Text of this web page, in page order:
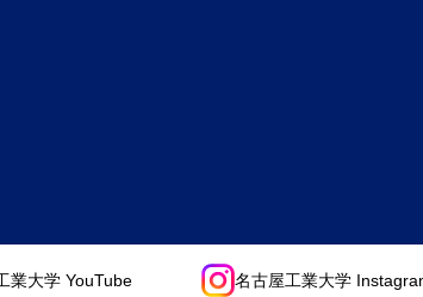
業大学 YouTube 名古屋工業大学